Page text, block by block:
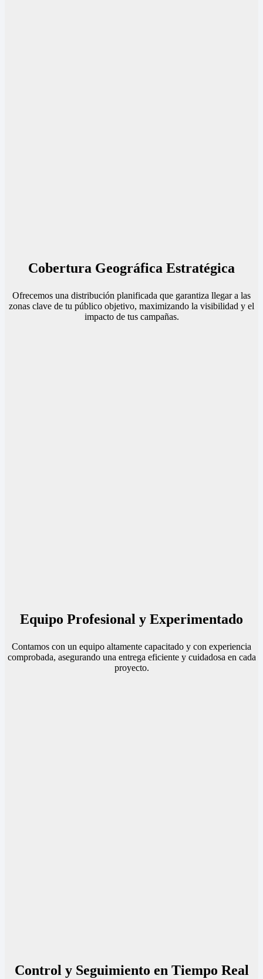
Cobertura Geográfica Estratégica
Ofrecemos una distribución planificada que garantiza llegar a las
zonas clave de tu público objetivo, maximizando la visibilidad y el
impacto de tus campañas.
Equipo Profesional y Experimentado
Contamos con un equipo altamente capacitado y con experiencia
comprobada, asegurando una entrega eficiente y cuidadosa en cada
proyecto.
Control y Seguimiento en Tiempo Real